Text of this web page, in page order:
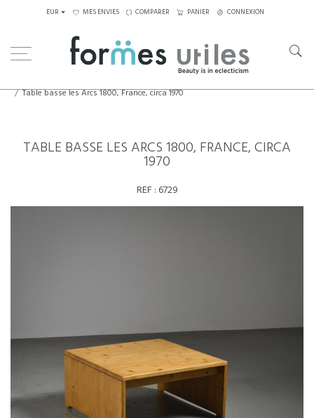
EUR MES ENVIES COMPARER PANIER CONNEXION
Table basse les Arcs 1800, France, circa 1970
TABLE BASSE LES ARCS 1800, FRANCE, CIRCA
1970
REF : 6729